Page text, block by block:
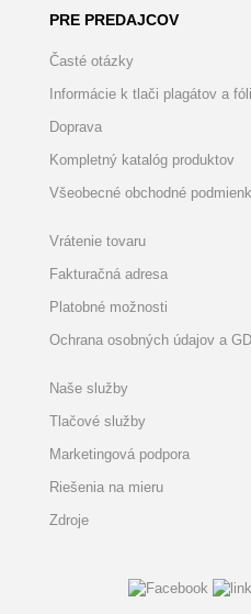
PRE PREDAJCOV
Časté otázky
Informácie k tlači plagátov a
Doprava
Kompletný katalóg produktov
Všeobecné obchodné
Vrátenie tovaru
Fakturačná adresa
Platobné možnosti
Ochrana osobných údajov a
Naše služby
Tlačové služby
Marketingová podpora
Riešenia na mieru
Zdroje